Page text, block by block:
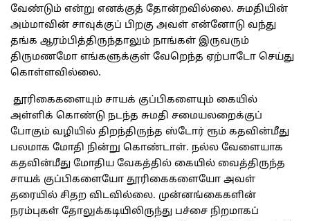
வேண்டும் என்று எனக்குத் தோன்றவில்லை. சுமதியின்
அம்மாவின் சாவுக்குப் பிறகு அவள் என்னோடு வந்து
தங்க ஆரம்பித்திருந்தாலும் நாங்கள் இருவரும்
திருமணமோ எங்களுக்குள் வேறெந்த ஏற்பாடோ செய்து
கொள்ளவில்லை.
தூரிகைகளையும் சாயக் குப்பிகளையும் கையில்
அள்ளிக் கொண்டு நடந்த சுமதி சமையலறைக்குப்
போகும் வழியில் திறந்திருந்த ஸ்டோர் ரூம் கதவின்மீது
பலமாக மோதி நின்று கொண்டாள். நல்ல வேளையாக
கதவின்மீது மோதிய வேகத்தில் கையில் வைத்திருந்த
சாயக் குப்பிகளையோ தூரிகைகளையோ அவள்
தரையில் சிதற விடவில்லை. முன்னங்கைகளின்
நரம்புகள் தோலுக்கடியிலிருந்து பச்சை நிறமாகப்